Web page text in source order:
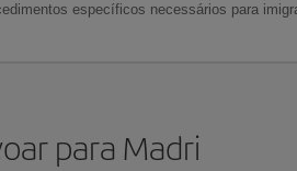
específicos necessários para
para Madri